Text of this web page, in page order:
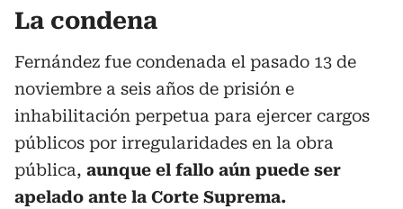
La condena
Fernández fue condenada el pasado 13 de
noviembre a seis años de prisión e
inhabilitación perpetua para ejercer cargos
públicos por irregularidades en la obra
pública, aunque el fallo aún puede ser
apelado ante la Corte Suprema.